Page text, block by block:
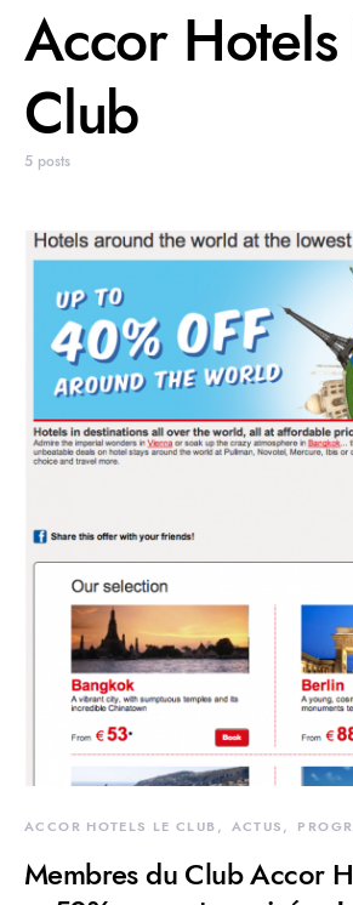
Accor Hotels
Club
5 posts
ACCOR HOTELS LE CLUB ACTUS
Membres du Club Accor